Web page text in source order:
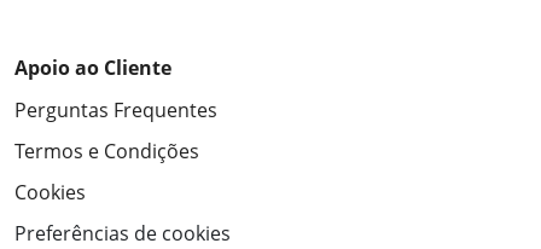
Apoio ao Cliente
Perguntas Frequentes
Termos e Condições
Cookies
Preferências de cookies